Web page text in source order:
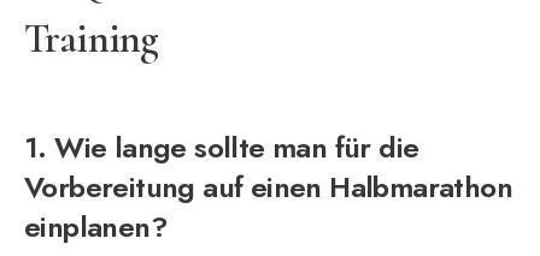
Training
1. Wie lange sollte man für die
Vorbereitung auf einen Halbmarathon
einplanen?